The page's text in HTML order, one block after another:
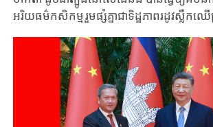
អរិយធម៌កសិកម្មរួមផ្សំគ្នាជាទិដ្ឋភាពរដូវស្លឹកឈ